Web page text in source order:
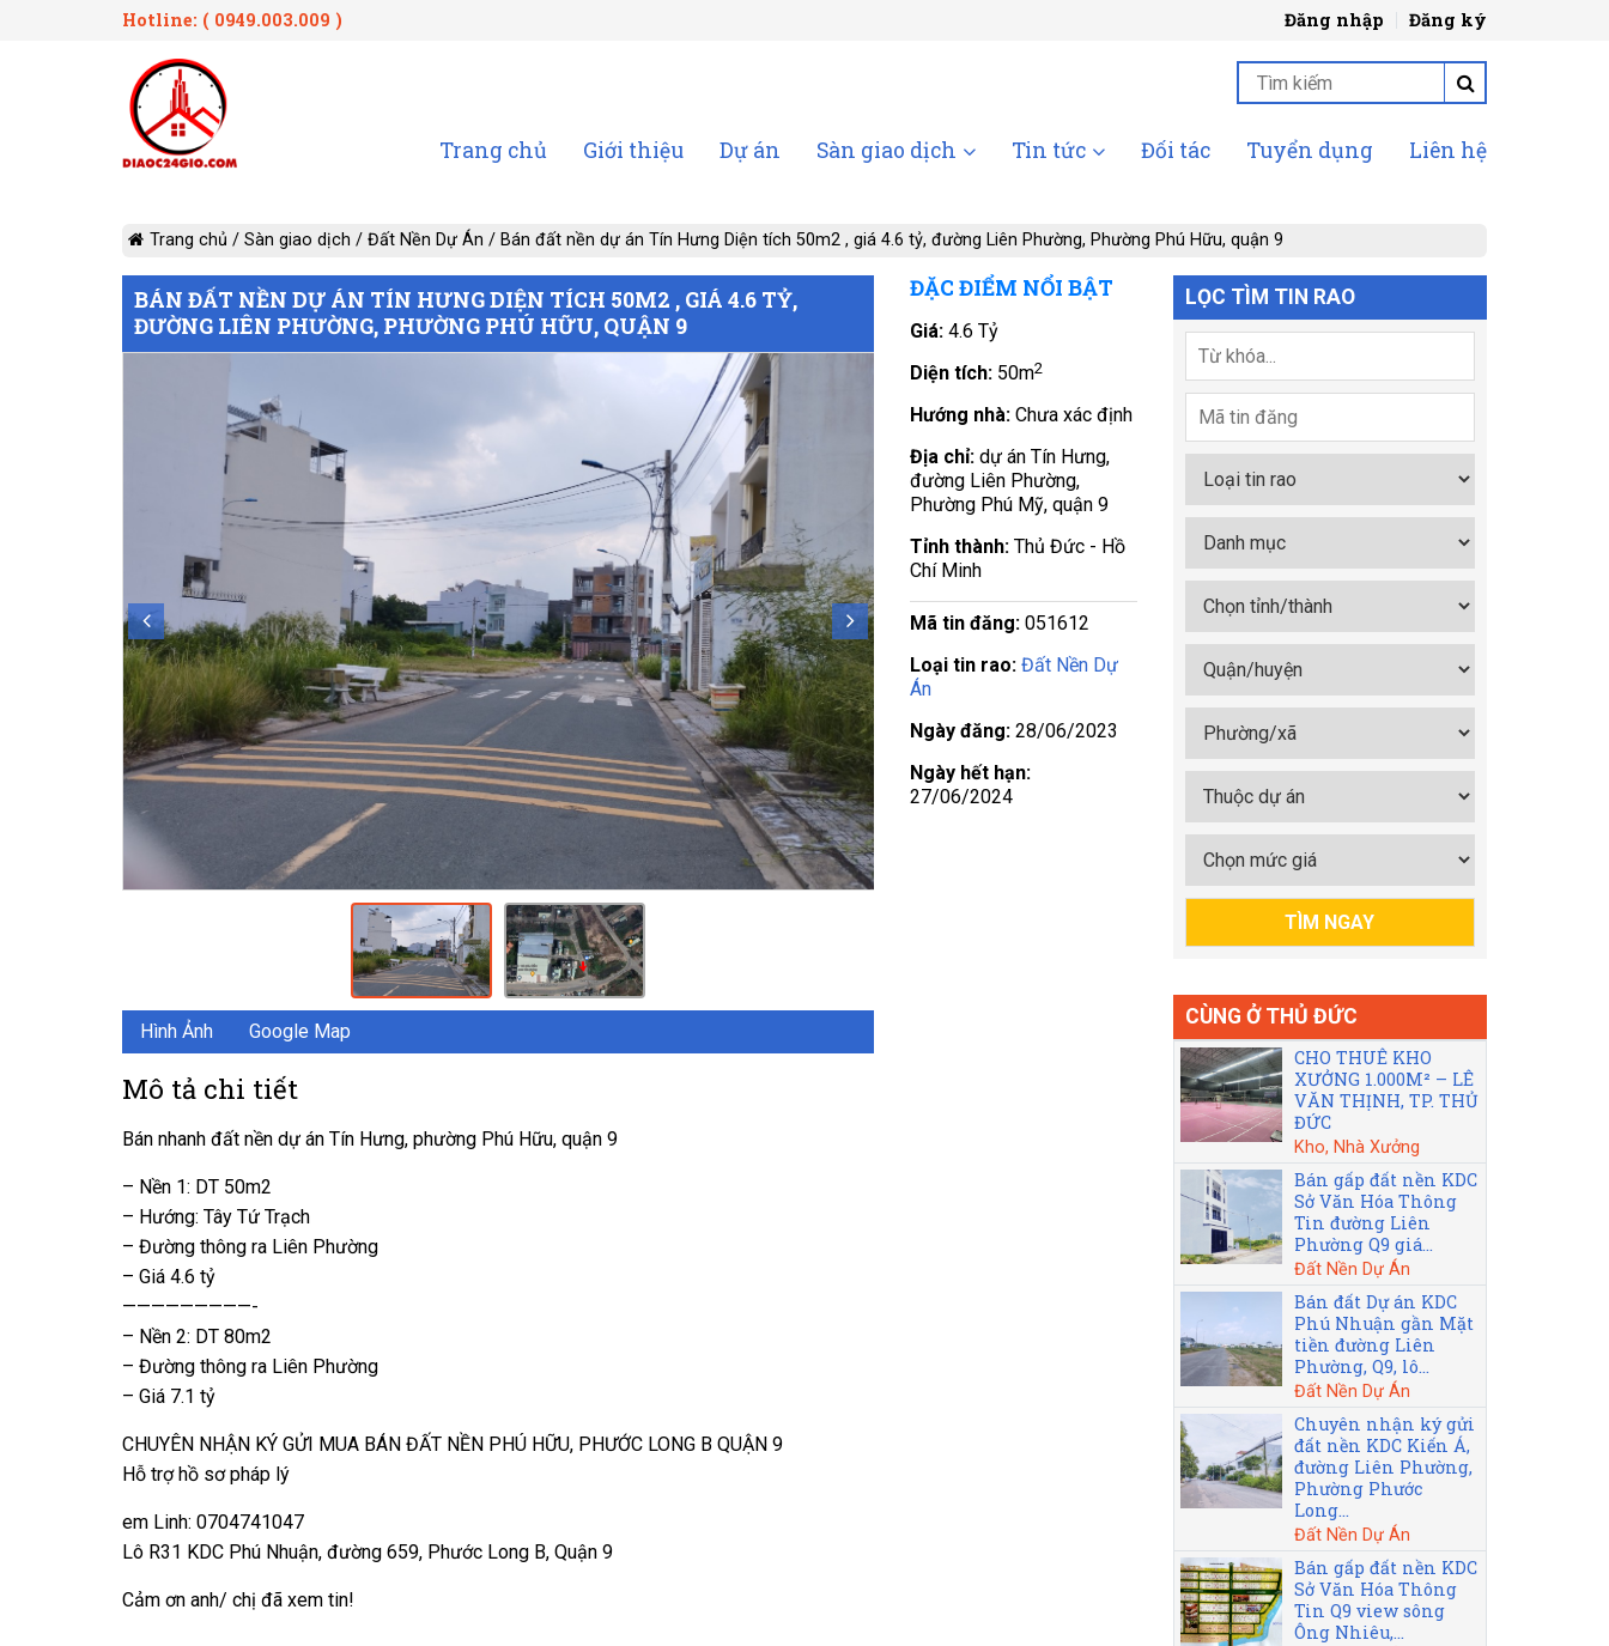
Hotline: ( 0949.003.009 ) Đăng nhập Đăng ký
Trang chủ Giới thiệu Dự án Sàn giao dịch Tin tức Đối tác Tuyển dụng Liên hệ
Trang chủ / Sàn giao dịch / Đất Nền Dự Án / Bán đất nền dự án Tín Hưng Diện tích 50m2 , giá 4.6 tỷ, đường Liên Phường, Phường Phú Hữu, quận 9
BÁN ĐẤT NỀN DỰ ÁN TÍN HƯNG DIỆN TÍCH 50M2 , GIÁ 4.6 TỶ,
ĐƯỜNG LIÊN PHƯỜNG, PHƯỜNG PHÚ HỮU, QUẬN 9
Hình Ảnh Google Map
Mô tả chi tiết
Bán nhanh đất nền dự án Tín Hưng, phường Phú Hữu, quận 9
– Nền 1: DT 50m2
– Hướng: Tây Tứ Trạch
– Đường thông ra Liên Phường
– Giá 4.6 tỷ
—————————-
– Nền 2: DT 80m2
– Đường thông ra Liên Phường
– Giá 7.1 tỷ
CHUYÊN NHẬN KÝ GỬI MUA BÁN ĐẤT NỀN PHÚ HỮU, PHƯỚC LONG B QUẬN 9
Hỗ trợ hồ sơ pháp lý
em Linh: 0704741047
Lô R31 KDC Phú Nhuận, đường 659, Phước Long B, Quận 9
Cảm ơn anh/ chị đã xem tin!
ĐẶC ĐIỂM NỔI BẬT
Giá:4.6 Tỷ
Diện tích: 50m2
Hướng nhà:Chưa xác định
Địa chỉ:dự án Tín Hưng,
đường Liên Phường,
Phường Phú Mỹ, quận 9
Tỉnh thành:Thủ Đức - Hồ
Chí Minh
Mã tin đăng:051612
Loại tin rao:Đất Nền Dự
Án
Ngày đăng:28/06/2023
Ngày hết hạn:
27/06/2024
LỌC TÌM TIN RAO
CÙNG Ở THỦ ĐỨC
CHO THUÊ KHO
XƯỞNG 1.000M² – LÊ
VĂN THỊNH, TP. THỦ
ĐỨC
Kho, Nhà Xưởng
Bán gấp đất nền KDC
Sở Văn Hóa Thông
Tin đường Liên
Phường Q9 giá...
Đất Nền Dự Án
Bán đất Dự án KDC
Phú Nhuận gần Mặt
tiền đường Liên
Phường, Q9, lô...
Đất Nền Dự Án
Chuyên nhận ký gửi
đất nền KDC Kiến Á,
đường Liên Phường,
Phường Phước
Long...
Đất Nền Dự Án
Bán gấp đất nền KDC
Sở Văn Hóa Thông
Tin Q9 view sông
Ông Nhiêu,...